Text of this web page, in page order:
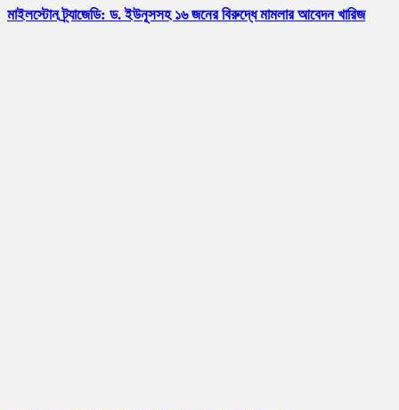
মাইলস্টোন ট্র্যাজেডি: ড. ইউনূসসহ ১৬ জনের বিরুদ্ধে মামলার আবেদন খারিজ